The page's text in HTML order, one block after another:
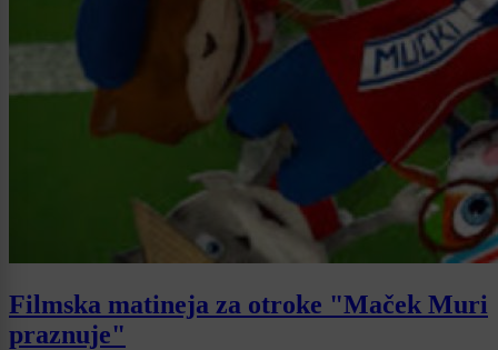
Filmska matineja za otroke "Maček Muri
praznuje"